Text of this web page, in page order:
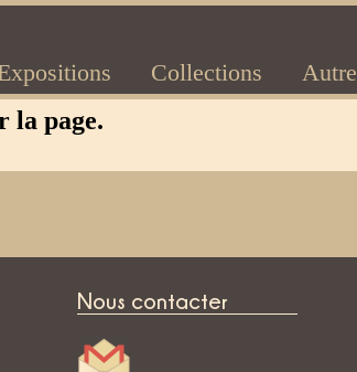
Collections Autre
la page.
Nous contacter